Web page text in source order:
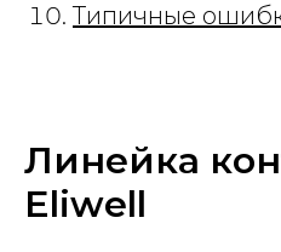
Типичные
Линейка
Eliwell